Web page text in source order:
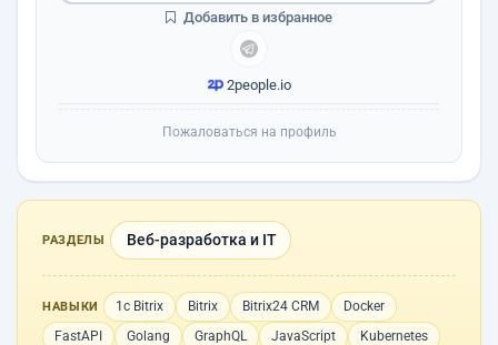
2people.io
Добавить в избранное
Пожаловаться на профиль
РАЗДЕЛЫ Веб-разработка и IT
НАВЫКИ 1с Bitrix Bitrix Bitrix24 CRM
Docker
FastAPI
Golang GraphQL JavaScript
Kubernetes